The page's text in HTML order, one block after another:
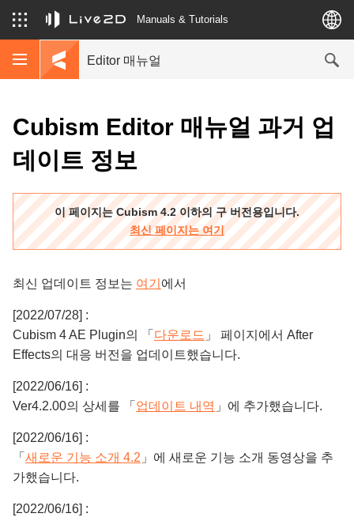
Manuals & Tutorials
Editor 매뉴얼
Cubism Editor 매뉴얼 과거 업
데이트 정보
이 페이지는 Cubism 4.2 이하의 구 버전용입니다.
최신 페이지는 여기
최신 업데이트 정보는 여기 에서
[2022/07/28] :
Cubism 4 AE Plugin의 「 다운로드 」 페이지에서 After
Effects의 대응 버전을 업데이트했습니다.
[2022/06/16] :
Ver4.2.00의 상세를 「 업데이트 내역 」에 추가했습니다.
[2022/06/16] :
「 새로운 기능 소개 4.2 」에 새로운 기능 소개 동영상을 추
가했습니다.
[2022/06/16] :